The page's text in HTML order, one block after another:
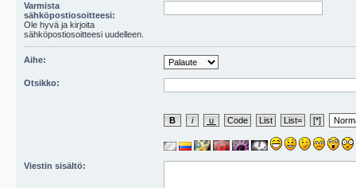
Varmista
sähköpostiosoitteesi:
Ole hyvä ja kirjoita
sähköpostiosoitteesi uudelleen.
Aihe:
Otsikko:
Viestin sisältö: